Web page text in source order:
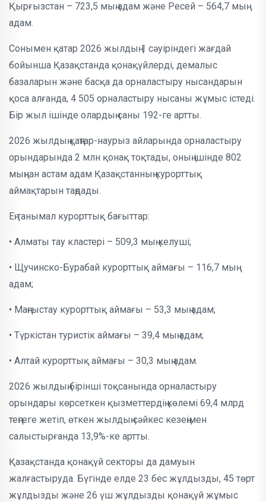
Қырғызстан – 723,5 мың адам және Ресей – 564,7 мың
адам.
Сонымен қатар 2026 жылдың 1 сәуіріндегі жағдай
бойынша Қазақстанда қонақүйлерді, демалыс
базаларын және басқа да орналастыру нысандарын
қоса алғанда, 4 505 орналастыру нысаны жұмыс істеді.
Бір жыл ішінде олардың саны 192-ге артты.
2026 жылдың қаңтар-наурыз айларында орналастыру
орындарында 2 млн қонақ тоқтады, оның ішінде 802
мыңнан астам адам Қазақстанның курорттық
аймақтарын таңдады.
Ең танымал курорттық бағыттар:
• Алматы тау кластері – 509,3 мың келуші;
• Щучинско-Бурабай курорттық аймағы – 116,7 мың
адам;
• Маңғыстау курорттық аймағы – 53,3 мың адам;
• Түркістан туристік аймағы – 39,4 мың адам;
• Алтай курорттық аймағы – 30,3 мың адам.
2026 жылдың бірінші тоқсанында орналастыру
орындары көрсеткен қызметтердің көлемі 69,4 млрд
теңгеге жетіп, өткен жылдың сәйкес кезеңімен
салыстырғанда 13,9%-ке артты.
Қазақстанда қонақүй секторы да дамуын
жалғастыруда. Бүгінде елде 23 бес жұлдызды, 45 төрт
жұлдызды және 26 үш жұлдызды қонақүй жұмыс